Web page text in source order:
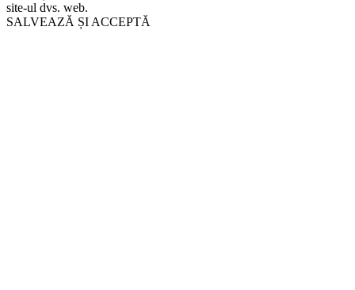
site-ul dvs. web.
SALVEAZĂ ȘI ACCEPTĂ